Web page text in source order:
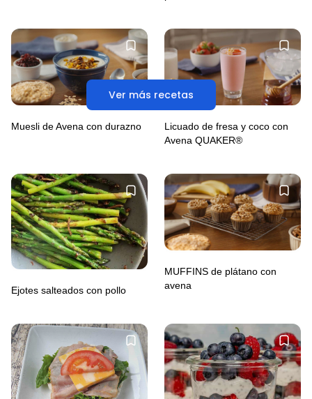
Ver más recetas
Muesli de Avena con durazno
Licuado de fresa y coco con
Avena QUAKER®
Ejotes salteados con pollo
MUFFINS de plátano con
avena